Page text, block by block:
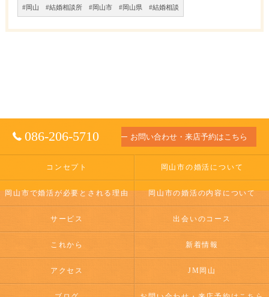
#岡山 #結婚相談所 #岡山市 #岡山県 #結婚相談
086-206-5710 お問い合わせ・来店予約はこちら
コンセプト 岡山市の婚活について
岡山市で婚活が必要とされる理由 岡山市の婚活の内容について
サービス 出会いのコース
これから 新着情報
アクセス JM岡山